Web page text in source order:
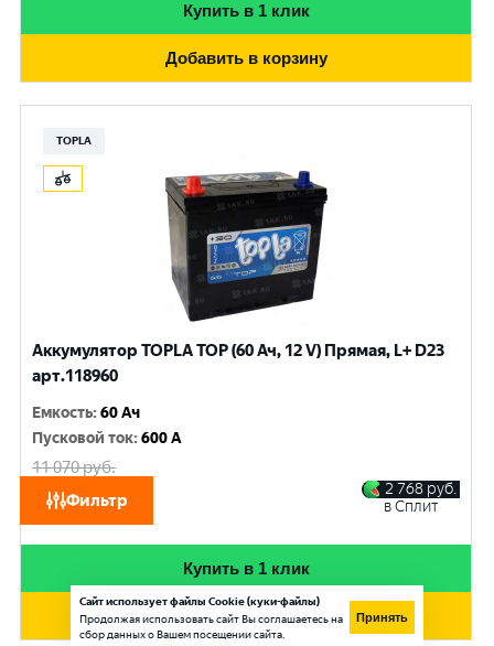
Фильтр
Купить в 1 клик
Добавить в корзину
TOPLA
Аккумулятор TOPLA TOP (60 Ач, 12 V) Прямая, L+ D23
арт.118960
Емкость:60 Ач
Пусковой ток:600 A
11 070руб.
10 530руб. 2 768 руб.
в Сплит
Купить в 1 клик
Добавить в корзину
Сайт использует файлы Cookie (куки-файлы)
Продолжая использовать сайт Вы соглашаетесь на
сбор данных о Вашем посещении сайта.
Принять